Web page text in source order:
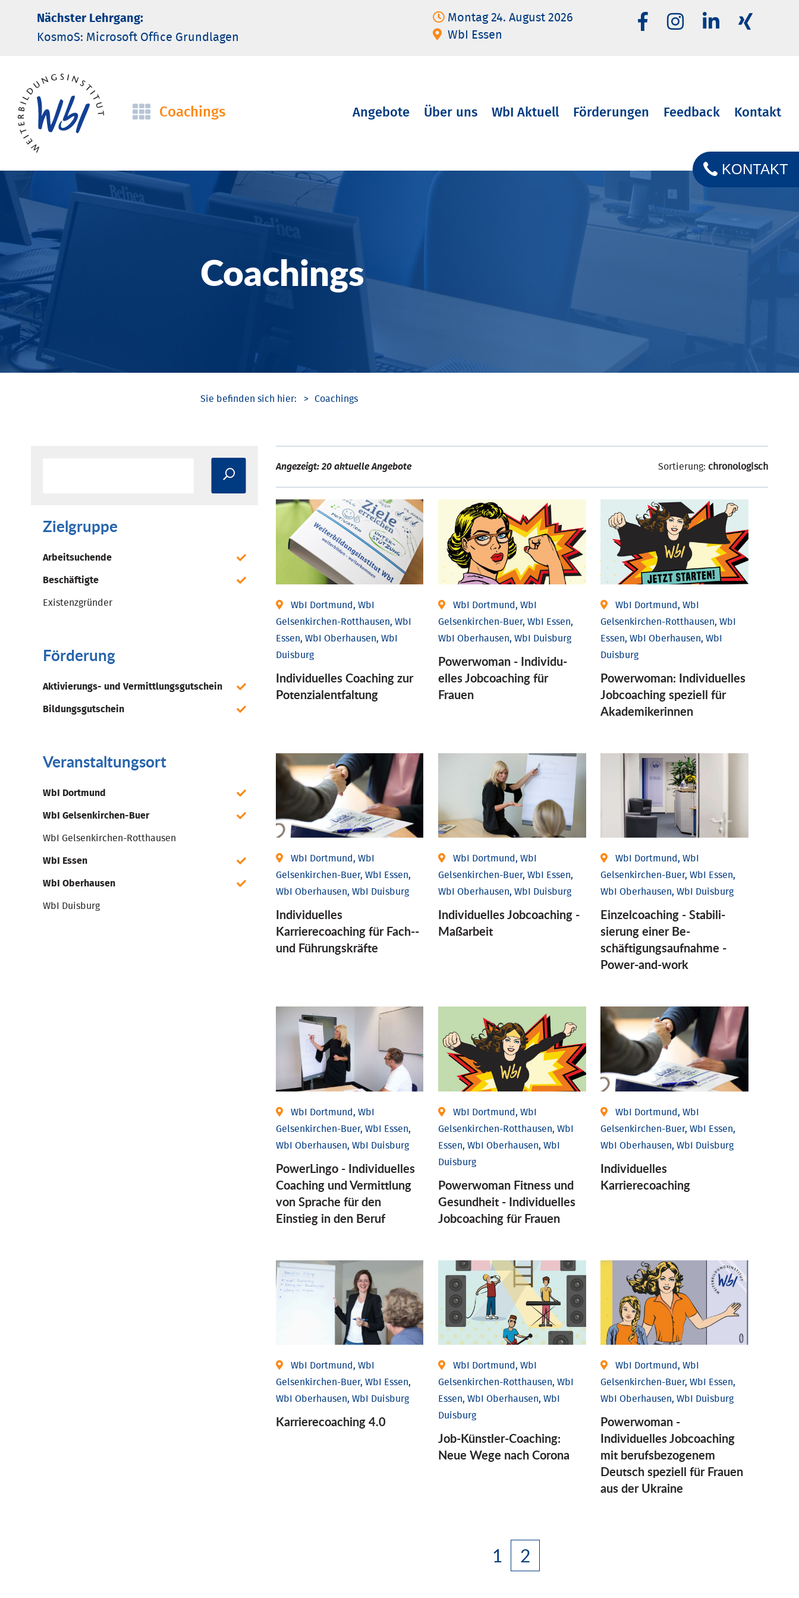
Nächster Lehrgang:
KosmoS: Microsoft Office Grund­lagen
Montag 24. August 2026
WbI Essen
Navigation
Coachings
Navigation
Angebote Über uns WbI Aktuell Förderungen Feedback Kontakt
Coachings
KONTAKT
Coachings
Zielgruppe
Arbeitsuchende
Beschäftigte
Existenzgründer
Förderung
Aktivierungs- und Vermittlungsgutschein
Bildungsgutschein
Veranstaltungsort
WbI Dortmund
WbI Gelsenkirchen-Buer
WbI Gelsenkirchen-Rotthausen
WbI Essen
WbI Oberhausen
WbI Duisburg
Angezeigt: 20 aktuelle Angebote Sortierung: chronologisch
WbI Dortmund, WbI
Gelsenkirchen-Rotthausen, WbI
Essen, WbI Oberhausen, WbI
Duisburg
Individuelles Coaching zur
Potenzialentfaltung
WbI Dortmund, WbI
Gelsenkirchen-Buer, WbI Essen,
WbI Oberhausen, WbI Duisburg
Powerwoman - Individu­
elles Job­coaching für
Frauen
WbI Dortmund, WbI
Gelsenkirchen-Rotthausen, WbI
Essen, WbI Oberhausen, WbI
Duisburg
Powerwoman: Individu­elles
Job­coaching speziell für
Aka­demiker­innen
WbI Dortmund, WbI
Gelsenkirchen-Buer, WbI Essen,
WbI Oberhausen, WbI Duisburg
Individu­elles
Karrierecoaching für Fach-­
und Führungs­kräfte
WbI Dortmund, WbI
Gelsenkirchen-Buer, WbI Essen,
WbI Oberhausen, WbI Duisburg
Individu­elles Job­coaching -
Maßarbeit
WbI Dortmund, WbI
Gelsenkirchen-Buer, WbI Essen,
WbI Oberhausen, WbI Duisburg
Einzel­coaching - Stabili­
sierung einer Be­
schäftigungs­aufnahme -
Power-and-work
WbI Dortmund, WbI
Gelsenkirchen-Buer, WbI Essen,
WbI Oberhausen, WbI Duisburg
PowerLingo - Individuelles
Coaching und Vermittlung
von Sprache für den
Einstieg in den Beruf
WbI Dortmund, WbI
Gelsenkirchen-Rotthausen, WbI
Essen, WbI Oberhausen, WbI
Duisburg
Powerwoman Fitness und
Gesund­heit - Individu­elles
Job­coaching für Frauen
WbI Dortmund, WbI
Gelsenkirchen-Buer, WbI Essen,
WbI Oberhausen, WbI Duisburg
Individu­elles
Karrierecoaching
WbI Dortmund, WbI
Gelsenkirchen-Buer, WbI Essen,
WbI Oberhausen, WbI Duisburg
Karriere­coaching 4.0
WbI Dortmund, WbI
Gelsenkirchen-Rotthausen, WbI
Essen, WbI Oberhausen, WbI
Duisburg
Job-Künstler-Coaching:
Neue Wege nach Corona
WbI Dortmund, WbI
Gelsenkirchen-Buer, WbI Essen,
WbI Oberhausen, WbI Duisburg
Powerwoman -
Individuelles Jobcoaching
mit berufsbezogenem
Deutsch speziell für Frauen
aus der Ukraine
1 2